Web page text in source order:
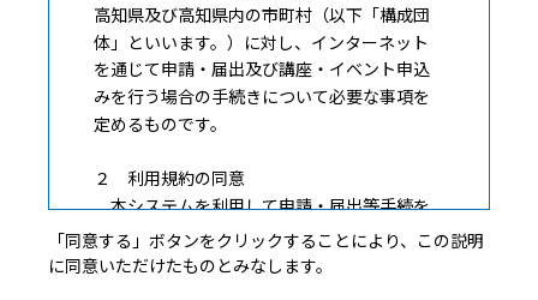
高知県及び高知県内の市町村（以下「構成団
体」といいます。）に対し、インターネット
を通じて申請・届出及び講座・イベント申込
みを行う場合の手続きについて必要な事項を
定めるものです。
２ 利用規約の同意
本システムを利用して申請・届出等手続を
行うためには、この規約に同意していただく
ことが必要です。このことを前提に、構成団
「同意する」ボタンをクリックすることにより、この説明
に同意いただけたものとみなします。